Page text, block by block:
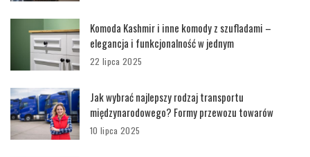
Komoda Kashmir i inne komody z szufladami –
elegancja i funkcjonalność w jednym
22 lipca 2025
Jak wybrać najlepszy rodzaj transportu
międzynarodowego? Formy przewozu towarów
10 lipca 2025